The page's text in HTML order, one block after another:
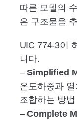
따른 모델의
은 구조물을
UIC 774-3이
니다.
– Simplified
온도하중과
조합하는 방법
– Complete